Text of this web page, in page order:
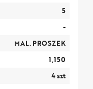
5
-
MAL. PROSZEK
1,150
4 szt